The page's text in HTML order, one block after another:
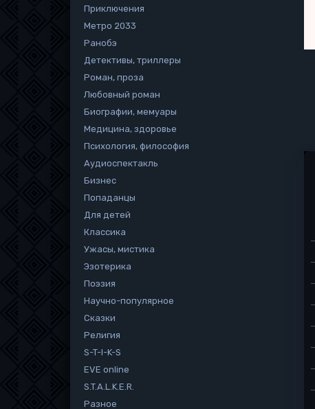
Приключения
Метро 2033
Ранобэ
Детективы, триллеры
Роман, проза
Любовный роман
Биографии, мемуары
Медицина, здоровье
Психология, философия
Аудиоспектакль
Бизнес
Попаданцы
Для детей
Классика
Ужасы, мистика
Эзотерика
Поэзия
Научно-популярное
Сказки
Религия
S-T-I-K-S
EVE online
S.T.A.L.K.E.R.
Разное